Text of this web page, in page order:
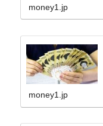
money1.jp
money1.jp